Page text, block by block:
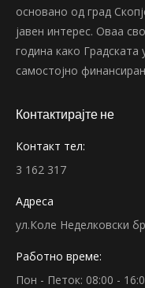
основано од град
јавен интерес. Оваа
година како Градската
самостојно
Контактирајте не
Контакт тел:
3 162 317
Адреса
ул.Коле Неделковски
Работно време:
Пон - Петок: 08:00 -